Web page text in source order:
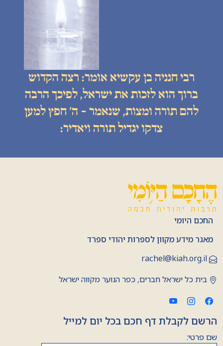
רבי חנניה בן עקשיא אומר: רצה הקדוש
ברוך הוא לזכות את ישראל, לפיכך הרבה
להם תורה ומצות, שנאמר - ה׳ חפץ למען
צדקו יגדיל תורה ויאדיר:
החכם היומי
מאגר מידע מקוון לספרות יהודי ספרד
rachel@kiah.org.il
בית כל ישראל חברים, כפר הנוער מקווה ישראל
הרשם לקבלת דף חכם בכל יום למייל
שם פרטי: